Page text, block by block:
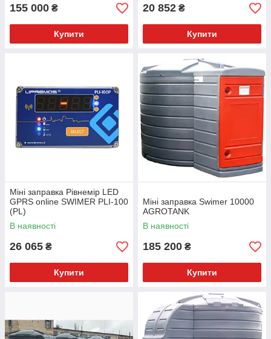
155 000 ₴
Купити
20 852 ₴
Купити
Міні заправка Рівнемір LED
GPRS online SWIMER PLI-100
(PL)
В наявності
26 065 ₴
Купити
Міні заправка Swimer 10000
AGROTANK
В наявності
185 200 ₴
Купити